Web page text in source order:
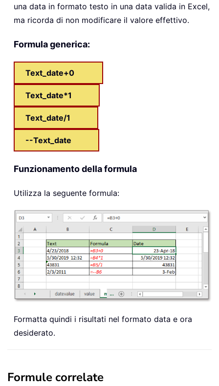
una data in formato testo in una data valida in Excel,
ma ricorda di non modificare il valore effettivo.
Formula generica:
Text_date+0
Text_date*1
Text_date/1
--Text_date
Funzionamento della formula
Utilizza la seguente formula:
Formatta quindi i risultati nel formato data e ora
desiderato.
Formule correlate